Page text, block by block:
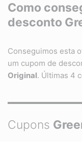
Como
desconto
Conseguimos esta
um cupom de
Original. Últimas 4
Cupons